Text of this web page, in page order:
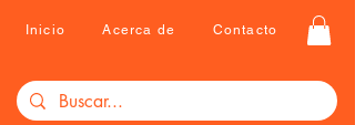
Inicio Acerca de Contacto